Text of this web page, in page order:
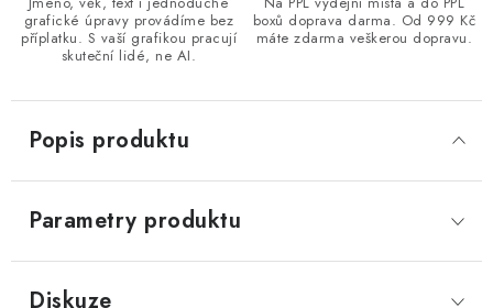
grafické úpravy provádíme bez
příplatku. S vaší grafikou pracují
skuteční lidé, ne AI.
boxů doprava darma. Od 999 Kč
máte zdarma veškerou dopravu.
Popis produktu
Parametry produktu
Diskuze